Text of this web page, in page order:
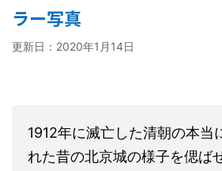
ラー写真
更新日： 2020年1月14日
1912年に滅亡した清朝の本当
れた昔の北京城の様子を偲ば